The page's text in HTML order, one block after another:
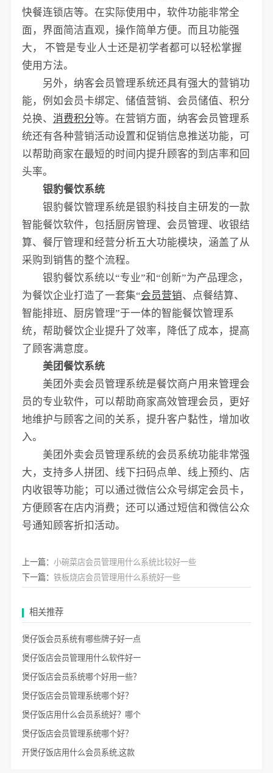
快餐连锁店等。在实际使用中，软件功能非常全
面，界面简洁直观，操作简单方便。而且功能强
大， 不管是专业人士还是初学者都可以轻松掌握
使用方法。
另外，纳客会员管理系统还具有强大的营销功
能，例如会员卡绑定、储值营销、会员储值、积分
兑换、 消费积分等。在营销方面，纳客会员管理系
统还有各种营销活动设置和促销信息推送功能，可
以帮助商家在最短的时间内提升顾客的到店率和回
头率。
银豹餐饮系统
银豹餐饮管理系统是银豹科技自主研发的一款
智能餐饮软件，包括厨房管理、会员管理、收银结
算、餐厅管理和经营分析五大功能模块，涵盖了从
采购到销售的整个流程。
银豹餐饮系统以“专业”和“创新”为产品理念，
为餐饮企业打造了一套集“会员营销、点餐结算、
智能排班、厨房管理”于一体的智能餐饮管理系
统，帮助餐饮企业提升了效率，降低了成本，提高
了顾客满意度。
美团餐饮系统
美团外卖会员管理系统是餐饮商户用来管理会
员的专业软件，可以帮助商家高效管理会员，更好
地维护与顾客之间的关系，提升客户黏性，增加收
入。
美团外卖会员管理系统的会员系统功能非常强
大，支持多人拼团、线下扫码点单、线上预约、店
内收银等功能；可以通过微信公众号绑定会员卡，
方便顾客在店内消费；还可以通过短信和微信公众
号通知顾客折扣活动。
上一篇： 小碗菜店会员管理用什么系统比较好一些
下一篇： 铁板烧店会员管理用什么系统好一些
相关推荐
煲仔饭会员系统有哪些牌子好一点
煲仔饭店会员管理用什么软件好一
煲仔饭店会员系统哪个好用一些？
煲仔饭店会员管理系统哪个好？
煲仔饭店用什么会员系统好？哪个
煲仔饭店会员管理系统哪个好？
开煲仔饭店用什么会员系统,这款